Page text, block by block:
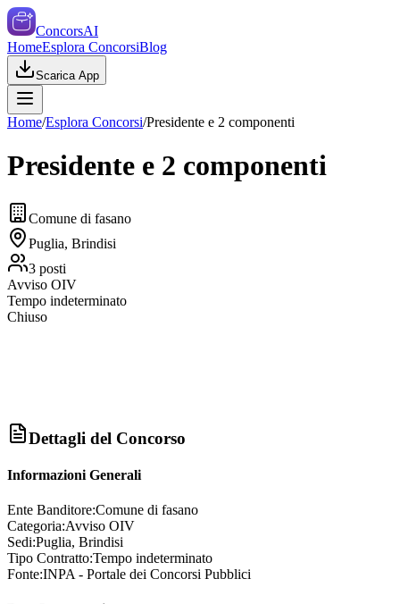
ConcorsAI
HomeEsplora ConcorsiBlog
Scarica App
Home/Esplora Concorsi/Presidente e 2 componenti
Presidente e 2 componenti
Comune di fasano
Puglia, Brindisi
3 posti
Avviso OIV
Tempo indeterminato
Chiuso
Dettagli del Concorso
Informazioni Generali
Ente Banditore:Comune di fasano
Categoria:Avviso OIV
Sedi:Puglia, Brindisi
Tipo Contratto:Tempo indeterminato
Fonte:INPA - Portale dei Concorsi Pubblici